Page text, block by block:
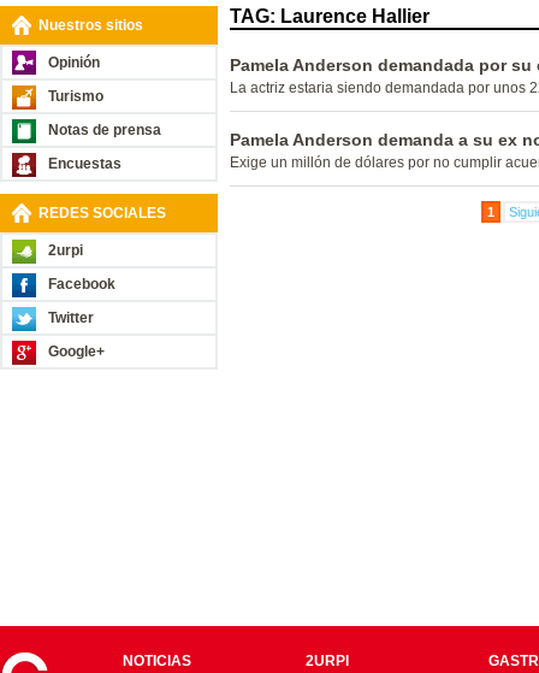
Nuestros sitios
Opinión
Turismo
Notas de prensa
Encuestas
REDES SOCIALES
2urpi
Facebook
Twitter
Google+
TAG: Laurence Hallier
Pamela Anderson demandada por su
La actriz estaria siendo demandada por unos
Pamela Anderson demanda a su ex
Exige un millón de dólares por no cumplir
1
NOTICIAS
2URPI